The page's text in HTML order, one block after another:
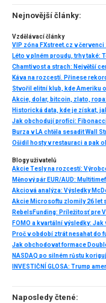
několik příkladů nejznámějších z
Nejnovější články:
Vzdělávací články
VIP zóna FXstreet.cz v
Káva na rozcestí. Přinese
Akcie, dolar, bitcoin, zlato,
Blogy uživatelů
Akcie Tesly na rozcestí:
Měnový pár EUR/AUD:
RebelsFunding: Príležitosť pre
FOMO a kvartální výsledky:
Proč v období ztrát nesahat do
Naposledy čtené: